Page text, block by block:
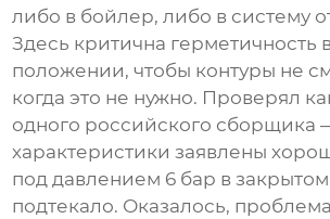
либо в бойлер, либо в систему
Здесь критична герметичность
положении, чтобы контуры не
когда это не нужно. Проверял
одного российского сборщика
характеристики заявлены
под давлением 6 бар в
подтекало. Оказалось,